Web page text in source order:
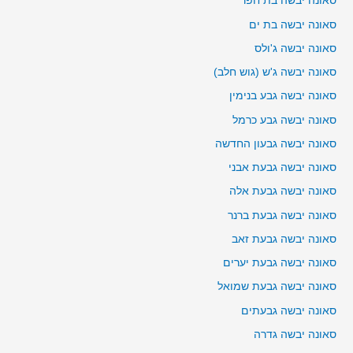
סאונה יבשה בת ים
סאונה יבשה ג'ולס
סאונה יבשה ג'ש (גוש חלב)
סאונה יבשה גבע בנימין
סאונה יבשה גבע כרמל
סאונה יבשה גבעון החדשה
סאונה יבשה גבעת אבני
סאונה יבשה גבעת אלה
סאונה יבשה גבעת ברנר
סאונה יבשה גבעת זאב
סאונה יבשה גבעת יערים
סאונה יבשה גבעת שמואל
סאונה יבשה גבעתים
סאונה יבשה גדרה